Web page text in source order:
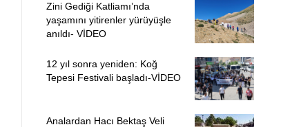
Zini Gediği Katliamı’nda
yaşamını yitirenler yürüyüşle
anıldı- VİDEO
12 yıl sonra yeniden: Koğ
Tepesi Festivali başladı-VİDEO
Analardan Hacı Bektaş Veli